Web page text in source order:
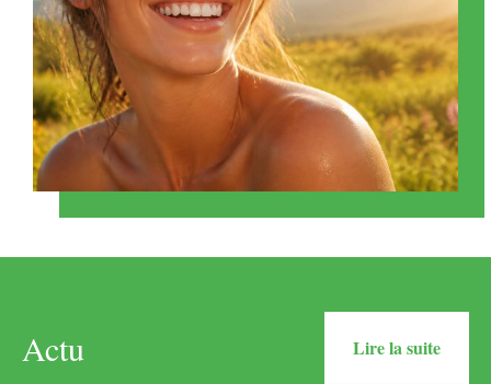
Actu Lire la suite